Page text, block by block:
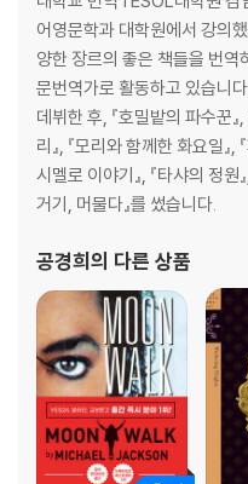
어영문학과 대학원에서 강의
양한 장르의 좋은 책들을 번역
문번역가로 활동하고 있습니다
데뷔한 후, 『호밀밭의 파수꾼』
리』, 『모리와 함께한 화요일』,
시멜로 이야기』, 『타샤의 정원
거기, 머물다』를 썼습니다.
공경희의 다른 상품